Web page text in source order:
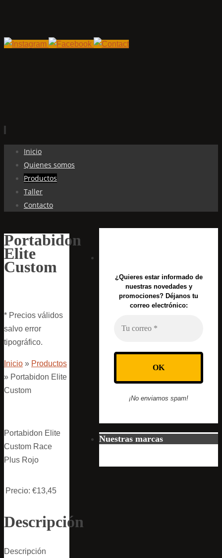
contenido
Inicio
Quienes somos
Productos
Taller
Contacto
Portabidon
Elite
Custom
* Precios válidos
salvo error
tipográfico.
Inicio » Productos
» Portabidon Elite
Custom
Portabidon Elite
Custom Race
Plus Rojo
Precio: €13,45
Descripción
Descripción
¿Quieres estar informado de
nuestras novedades y
promociones? Déjanos tu
correo electrónico:
¡No enviamos spam!
Nuestras marcas